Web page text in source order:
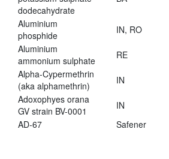
dodecahydrate
Aluminium
phosphide
IN, RO
Aluminium
ammonium sulphate
RE
Alpha-Cypermethrin
(aka alphamethrin)
IN
Adoxophyes orana
GV strain BV-0001
IN
AD-67
Safener